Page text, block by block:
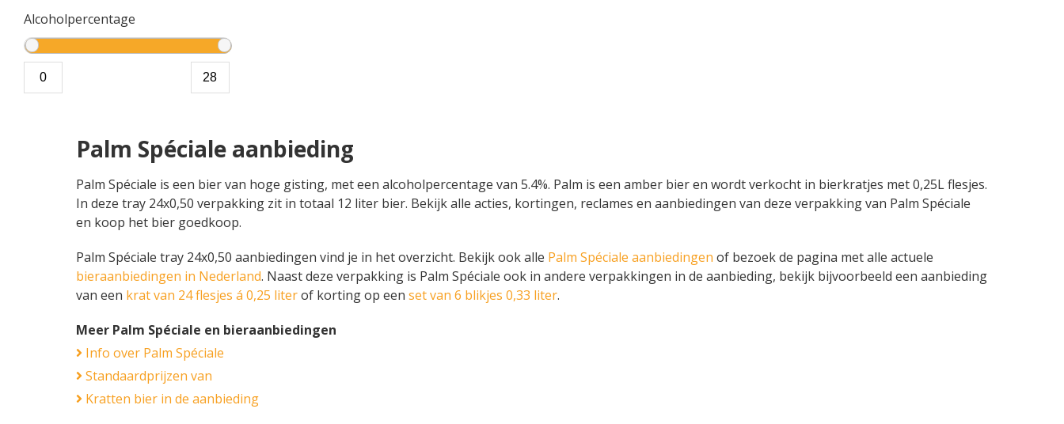
Alcoholpercentage
Palm Spéciale aanbieding
Palm Spéciale is een bier van hoge gisting, met een alcoholpercentage van 5.4%. Palm is een amber bier en wordt verkocht in bierkratjes met 0,25L flesjes.
In deze tray 24x0,50 verpakking zit in totaal 12 liter bier. Bekijk alle acties, kortingen, reclames en aanbiedingen van deze verpakking van Palm Spéciale
en koop het bier goedkoop.
Palm Spéciale tray 24x0,50 aanbiedingen vind je in het overzicht. Bekijk ook alle Palm Spéciale aanbiedingen of bezoek de pagina met alle actuele
bieraanbiedingen in Nederland. Naast deze verpakking is Palm Spéciale ook in andere verpakkingen in de aanbieding, bekijk bijvoorbeeld een aanbieding
van een krat van 24 flesjes á 0,25 literof korting op een set van 6 blikjes 0,33 liter.
Meer Palm Spéciale en bieraanbiedingen
Info over Palm Spéciale
Standaardprijzen van
Kratten bier in de aanbieding